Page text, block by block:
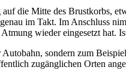
die Mitte des Brustkorbs,
im Takt. Im Anschluss
wieder eingesetzt hat.
sondern zum
zugänglichen Orten